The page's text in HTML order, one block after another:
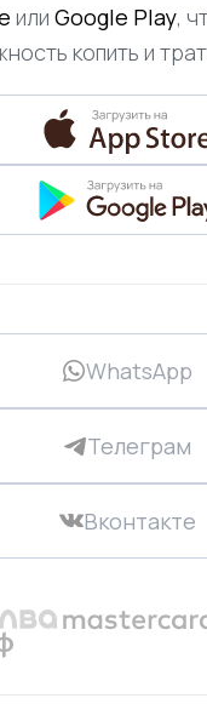
или Google Play,
копить и
WhatsApp
Телеграм
Вконтакте